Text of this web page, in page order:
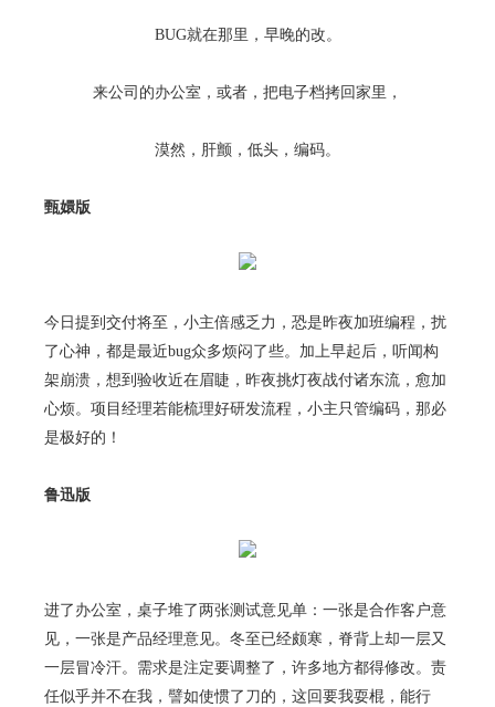
BUG就在那里，早晚的改。
来公司的办公室，或者，把电子档拷回家里，
漠然，肝颤，低头，编码。
甄嬛版
今日提到交付将至，小主倍感乏力，恐是昨夜加班编程，扰
了心神，都是最近bug众多烦闷了些。加上早起后，听闻构
架崩溃，想到验收近在眉睫，昨夜挑灯夜战付诸东流，愈加
心烦。项目经理若能梳理好研发流程，小主只管编码，那必
是极好的！
鲁迅版
进了办公室，桌子堆了两张测试意见单：一张是合作客户意
见，一张是产品经理意见。冬至已经颇寒，脊背上却一层又
一层冒冷汗。需求是注定要调整了，许多地方都得修改。责
任似乎并不在我，譬如使惯了刀的，这回要我耍棍，能行